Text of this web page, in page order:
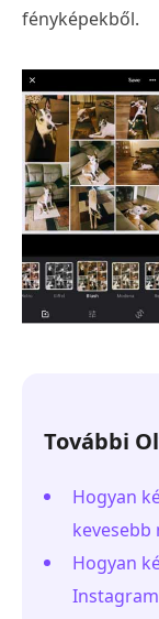
fényképekből.
További
Hogyan
Hogyan